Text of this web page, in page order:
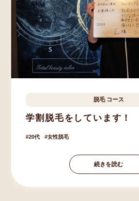
印西市 E.K様
脱毛コース
学割脱毛をしています！
20代 女性脱毛
続きを読む